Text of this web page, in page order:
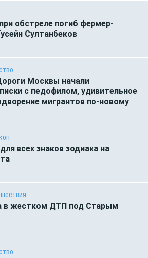
обстреле погиб фермер-
Султанбеков
Москвы начали
с педофилом, удивительное
мигрантов по-новому
всех знаков зодиака на
в жестком ДТП под Старым